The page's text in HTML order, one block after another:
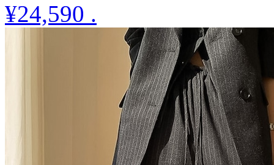
¥24,590 .